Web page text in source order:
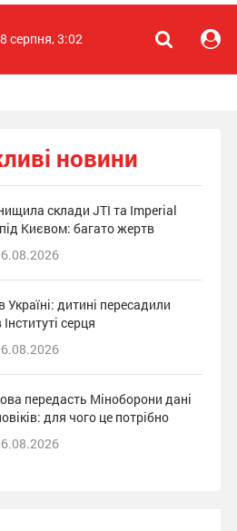
серпня, 3:02
новини
склади JTI та Imperial
Києвом: багато жертв
Україні: дитині пересадили
Інституті серця
передасть Міноборони дані
для чого це потрібно